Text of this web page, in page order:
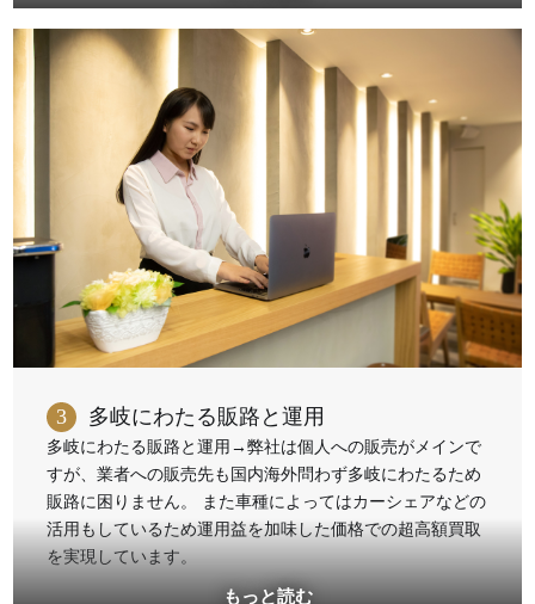
3 多岐にわたる販路と運用
多岐にわたる販路と運用→弊社は個人への販売がメインで
すが、業者への販売先も国内海外問わず多岐にわたるため
販路に困りません。 また車種によってはカーシェアなどの
活用もしているため運用益を加味した価格での超高額買取
を実現しています。